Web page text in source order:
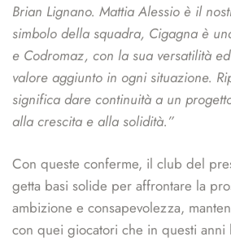
Brian Lignano. Mattia Alessio è il
simbolo della squadra, Cigagna è
e Codromaz, con la sua versatilità
valore aggiunto in ogni situazione.
significa dare continuità a un
alla crescita e alla solidità.”
Con queste conferme, il club del
getta basi solide per affrontare la
ambizione e consapevolezza,
con quei giocatori che in questi anni